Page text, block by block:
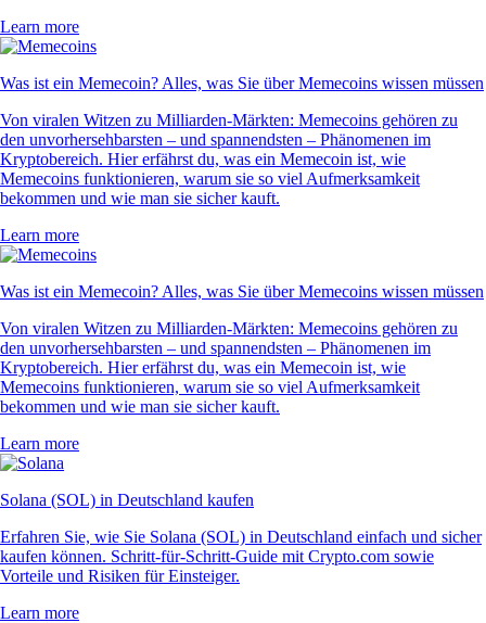
Learn more
Was ist ein Memecoin? Alles, was Sie über Memecoins wissen müssen
Von viralen Witzen zu Milliarden-Märkten: Memecoins gehören zu
den unvorhersehbarsten – und spannendsten – Phänomenen im
Kryptobereich. Hier erfährst du, was ein Memecoin ist, wie
Memecoins funktionieren, warum sie so viel Aufmerksamkeit
bekommen und wie man sie sicher kauft.
Learn more
Was ist ein Memecoin? Alles, was Sie über Memecoins wissen müssen
Von viralen Witzen zu Milliarden-Märkten: Memecoins gehören zu
den unvorhersehbarsten – und spannendsten – Phänomenen im
Kryptobereich. Hier erfährst du, was ein Memecoin ist, wie
Memecoins funktionieren, warum sie so viel Aufmerksamkeit
bekommen und wie man sie sicher kauft.
Learn more
Solana (SOL) in Deutschland kaufen
Erfahren Sie, wie Sie Solana (SOL) in Deutschland einfach und sicher
kaufen können. Schritt-für-Schritt-Guide mit Crypto.com sowie
Vorteile und Risiken für Einsteiger.
Learn more